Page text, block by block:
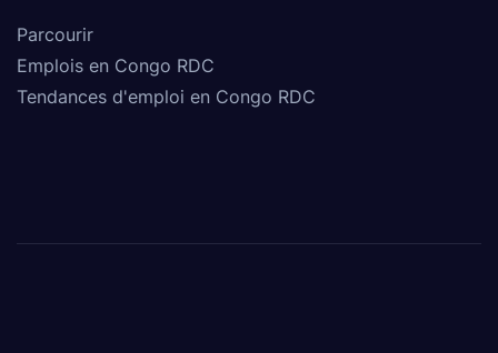
Parcourir
Emplois en Congo RDC
Tendances d'emploi en Congo RDC